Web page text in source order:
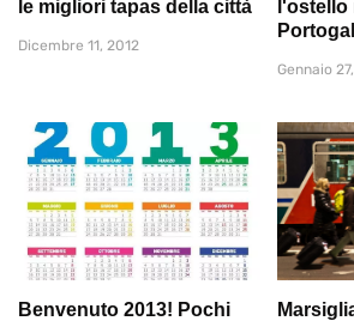
le migliori tapas della città
Dicembre 11, 2012
l'ostello
Gennaio
Benvenuto 2013! Pochi